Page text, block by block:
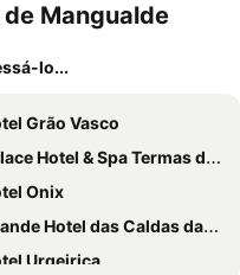
Mangualde
lo...
Grão Vasco
Hotel & Spa Termas de S. Miguel
Onix
Hotel das Caldas da Felgueira
Urgeirica